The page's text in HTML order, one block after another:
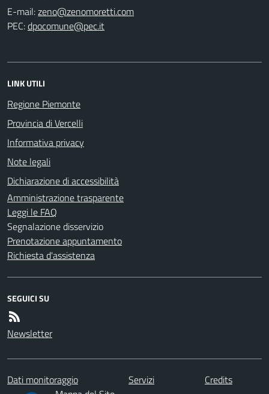
E-mail:
PEC:
LINK UTILI
Regione Piemonte
Provincia di Vercelli
Informativa privacy
Note legali
Dichiarazione di accessibilità
Amministrazione trasparente
Leggi le FAQ
Segnalazione disservizio
Prenotazione appuntamento
Richiesta d'assistenza
SEGUICI SU
Newsletter
Dati monitoraggio Servizi
Credits